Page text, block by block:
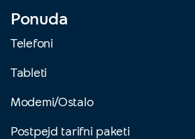
Ponuda
Telefoni
Tableti
Modemi/Ostalo
Postpejd tarifni paketi